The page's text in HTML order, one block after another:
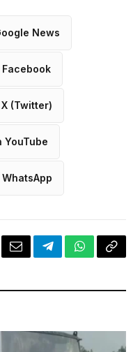
News
Facebook
(Twitter)
YouTube
EmailTelegramWhatsApp
Copy